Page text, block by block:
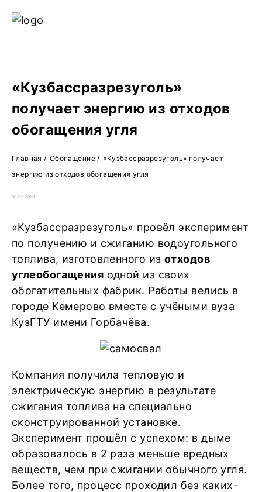
«Кузбассразрезуголь»
получает энергию из отходов
обогащения угля
Главная / Обогащение/ «Кузбассразрезуголь» получает
энергию из отходов обогащения угля
30.09.2019
«Кузбассразрезуголь» провёл эксперимент
по получению и сжиганию водоугольного
топлива, изготовленного из отходов
углеобогащения одной из своих
обогатительных фабрик. Работы велись в
городе Кемерово вместе с учёными вуза
КузГТУ имени Горбачёва.
Компания получила тепловую и
электрическую энергию в результате
сжигания топлива на специально
сконструированной установке.
Эксперимент прошёл с успехом: в дыме
образовалось в 2 раза меньше вредных
веществ, чем при сжигании обычного угля.
Более того, процесс проходил без каких-